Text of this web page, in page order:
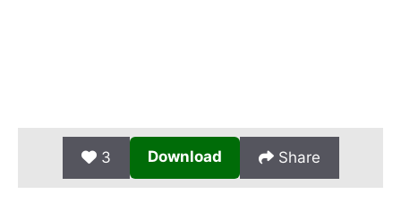
3 Download Share